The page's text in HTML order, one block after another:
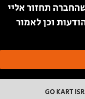
תחזור אליי
וכן לאמור